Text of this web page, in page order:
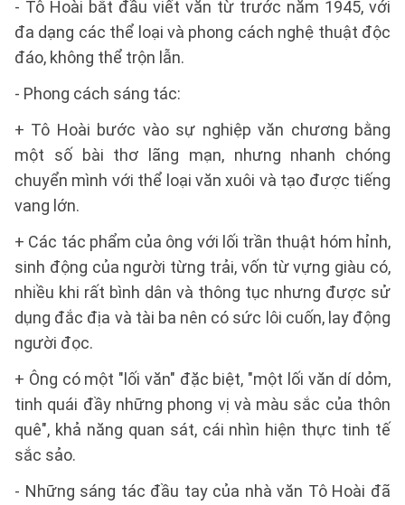
- Tô Hoài bắt đầu viết văn từ trước năm 1945, với
đa dạng các thể loại và phong cách nghệ thuật độc
đáo, không thể trộn lẫn.
- Phong cách sáng tác:
+ Tô Hoài bước vào sự nghiệp văn chương bằng
một số bài thơ lãng mạn, nhưng nhanh chóng
chuyển mình với thể loại văn xuôi và tạo được tiếng
vang lớn.
+ Các tác phẩm của ông với lối trần thuật hóm hỉnh,
sinh động của người từng trải, vốn từ vựng giàu có,
nhiều khi rất bình dân và thông tục nhưng được sử
dụng đắc địa và tài ba nên có sức lôi cuốn, lay động
người đọc.
+ Ông có một "lối văn" đặc biệt, "một lối văn dí dỏm,
tinh quái đầy những phong vị và màu sắc của thôn
quê", khả năng quan sát, cái nhìn hiện thực tinh tế
sắc sảo.
- Những sáng tác đầu tay của nhà văn Tô Hoài đã